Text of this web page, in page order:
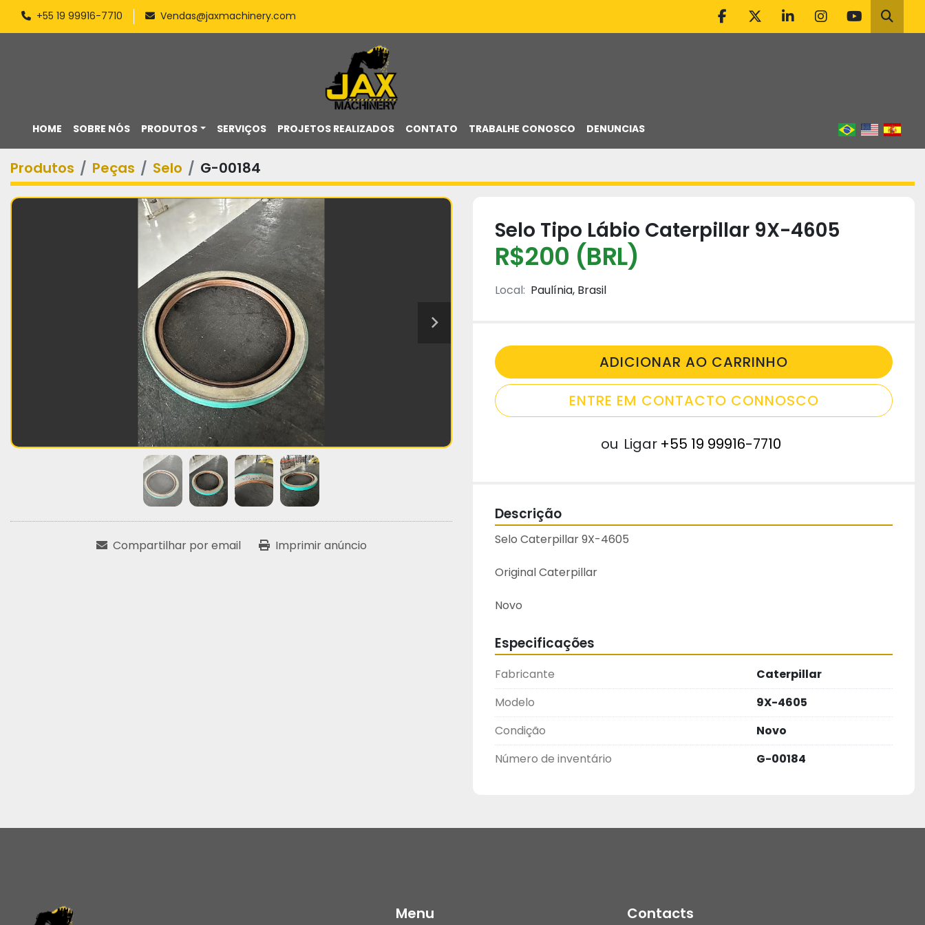
+55 19 99916-7710 Vendas@jaxmachinery.com
facebook
twitterlinkedininstagram
youtube
HOME PRODUTOS
SOBRE NÓS SERVIÇOS PROJETOS REALIZADOS CONTATO TRABALHE CONOSCO DENUNCIAS
Produtos Peças Selo G-00184
Compartilhar por email Imprimir anúncio
Selo Tipo Lábio Caterpillar 9X-4605
R$200 (BRL)
Local: Paulínia, Brasil
ADICIONAR AO CARRINHO
ENTRE EM CONTACTO CONNOSCO
ou Ligar +55 19 99916-7710
Descrição
Selo Caterpillar 9X-4605
Original Caterpillar
Novo
Especificações
Fabricante
Caterpillar
Modelo
9X-4605
Condição
Novo
Número de inventário
G-00184
Menu Contacts